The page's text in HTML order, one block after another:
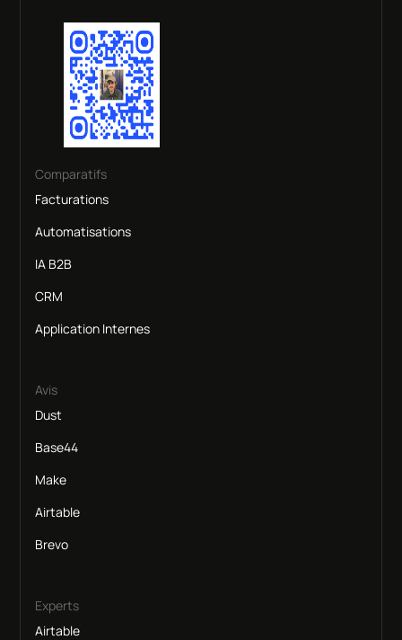
Comparatifs
Facturations
Automatisations
IA B2B
CRM
Application Internes
Avis
Dust
Base44
Make
Airtable
Brevo
Experts
Airtable